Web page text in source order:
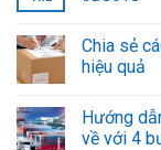
Chia sẻ
hiệu quả
Hướng
về với 4